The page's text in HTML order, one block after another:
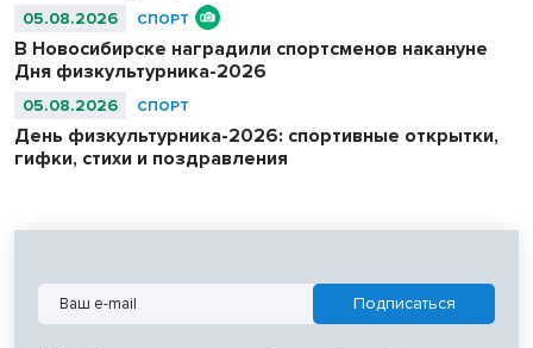
05.08.2026 СПОРТ
В Новосибирске наградили спортсменов накануне
Дня физкультурника-2026
05.08.2026 СПОРТ
День физкультурника-2026: спортивные открытки,
гифки, стихи и поздравления